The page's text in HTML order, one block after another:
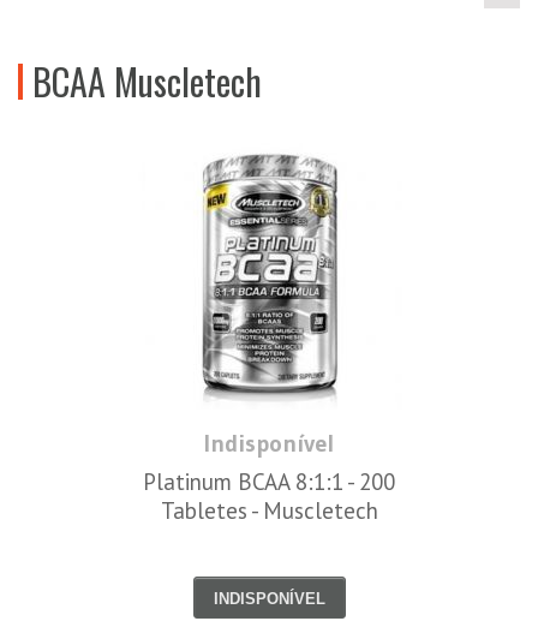
BCAA Muscletech
Indisponível
Platinum BCAA 8:1:1 - 200
Tabletes - Muscletech
INDISPONÍVEL